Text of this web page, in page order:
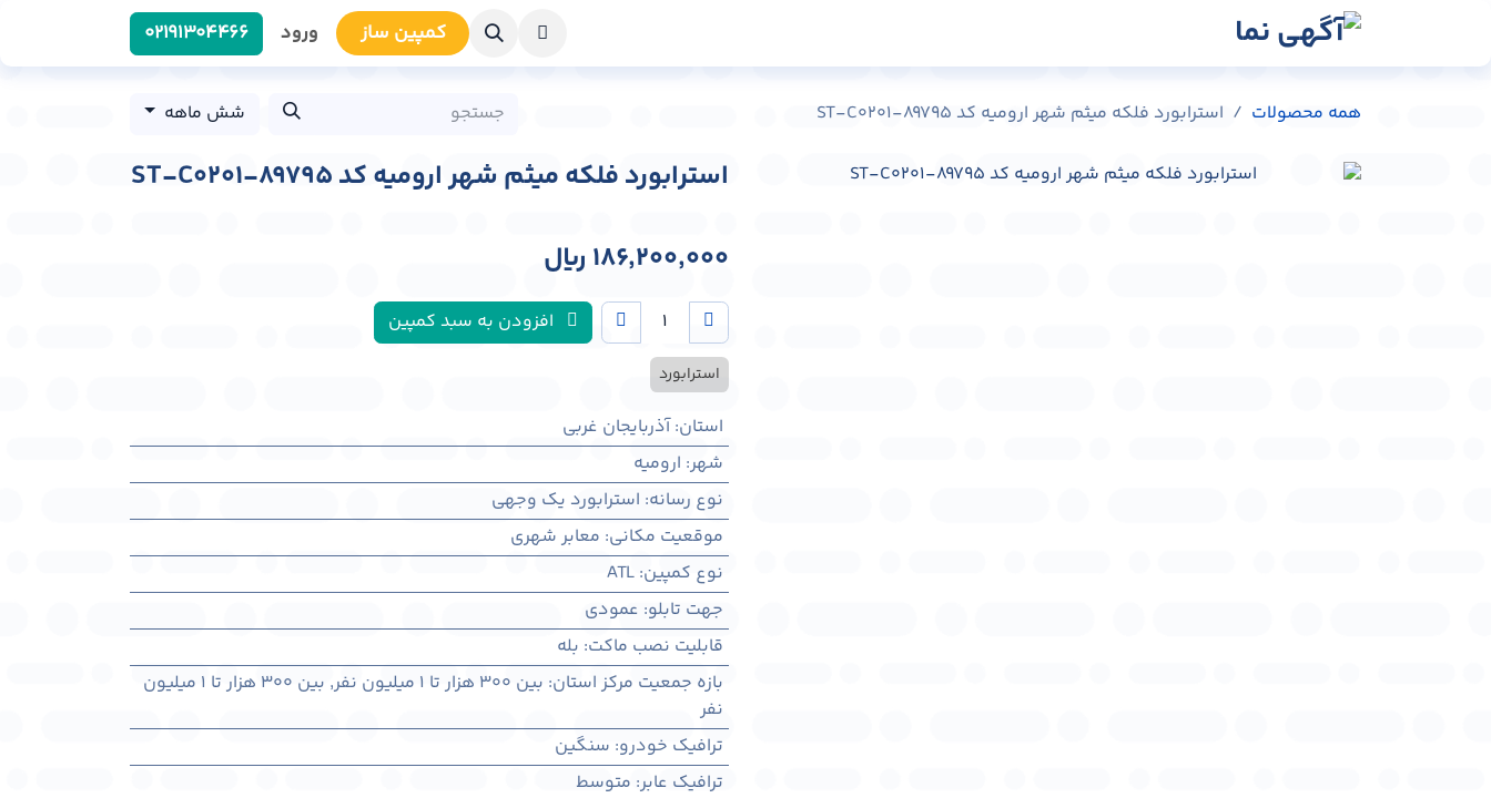
کمپین سا​​ز ورود 0219​1304466
همه محصولات استرابورد فلکه میثم شهر ارومیه کد ST-C0201-89795 شش ماهه
استرابورد فلکه میثم شهر ارومیه کد ST-C0201-89795
186,200,000 ﷼
افزودن به سبد کمپین
استرابورد
استان:آذربایجان غربی
شهر: اروميه
نوع رسانه: استرابورد یک وجهی
موقعیت مکانی: معابر شهری
نوع کمپین:
ATL
جهت تابلو: عمودی
قابلیت نصب ماکت: بله
بازه جمعیت مرکز استان: بین ۳۰۰ هزار تا ۱ میلیون نفر ,
بین ۳۰۰ هزار تا ۱ میلیون
نفر
ترافیک خودرو: سنگین
ترافیک عابر: متوسط